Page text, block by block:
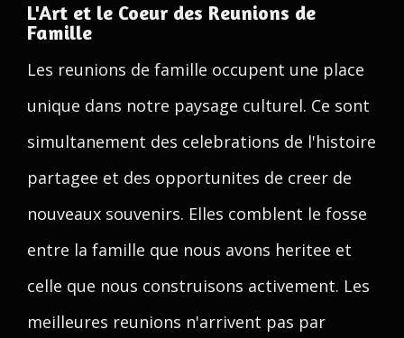
L'Art et le Coeur des Reunions de
Famille
Les reunions de famille occupent une place
unique dans notre paysage culturel. Ce sont
simultanement des celebrations de l'histoire
partagee et des opportunites de creer de
nouveaux souvenirs. Elles comblent le fosse
entre la famille que nous avons heritee et
celle que nous construisons activement. Les
meilleures reunions n'arrivent pas par